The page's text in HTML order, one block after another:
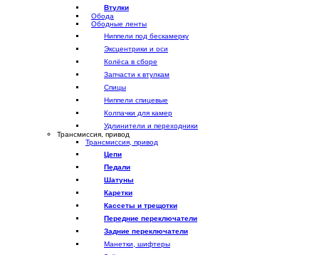
Втулки
Обода
Ободные ленты
Ниппели под бескамерку
Эксцентрики и оси
Колёса в сборе
Запчасти к втулкам
Спицы
Ниппели спицевые
Колпачки для камер
Удлинители и переходники
Трансмиссия, привод
Трансмиссия, привод
Цепи
Педали
Шатуны
Каретки
Кассеты и трещотки
Передние переключатели
Задние переключатели
Манетки, шифтеры